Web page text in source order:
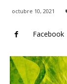
octubre 10, 2021
Facebook